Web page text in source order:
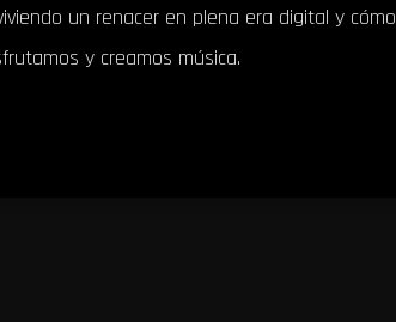
un renacer en plena era digital y cómo
y creamos música.